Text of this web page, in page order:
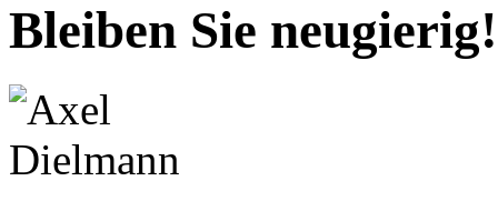
Bleiben Sie neugierig!